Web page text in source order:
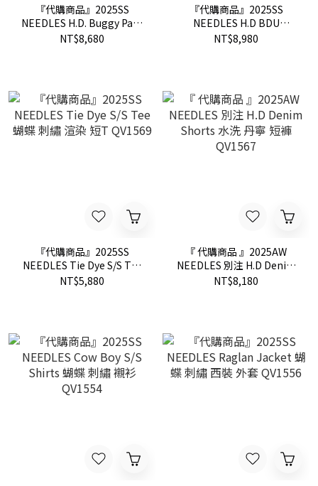
『代購商品』2025SS
NEEDLES H.D. Buggy Pant
- Jean / 12oz Denim 蝴蝶
NT$8,680
『代購商品』2025SS
NEEDLES H.D BDU
Trousers 蝴蝶 刺繡 寬版 口
NT$8,980
『代購商品』2025SS
NEEDLES Tie Dye S/S Tee
蝴蝶 刺繡 渲染 短T QV1569
NT$5,880
『 代購商品 』2025AW
NEEDLES 別注 H.D Denim
Shorts 水洗 丹寧 短褲
NT$8,180